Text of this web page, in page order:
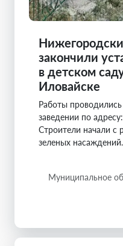
закончили
в детском
Иловайске
Работы
заведении по
Строители начали с
зеленых насаждений.
Муниципальное